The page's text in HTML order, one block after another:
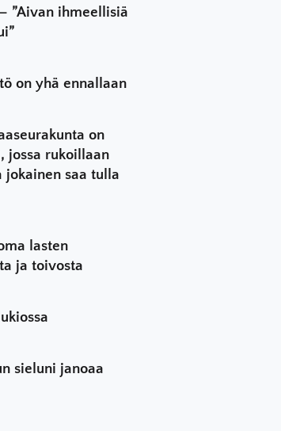
”Aivan ihmeellisiä
on yhä ennallaan
on
jossa rukoillaan
jokainen saa tulla
lasten
ja toivosta
sieluni janoaa